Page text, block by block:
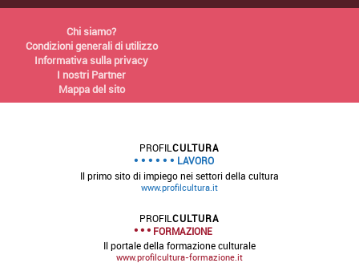
Chi siamo?
Condizioni generali di utilizzo
Informativa sulla privacy
I nostri Partner
Mappa del sito
PROFILCULTURA
LAVORO
Il primo sito di impiego nei settori della cultura
www.profilcultura.it
PROFIL CULTURA
FORMAZIONE
Il portale della formazione culturale
www.profilcultura-formazione.it